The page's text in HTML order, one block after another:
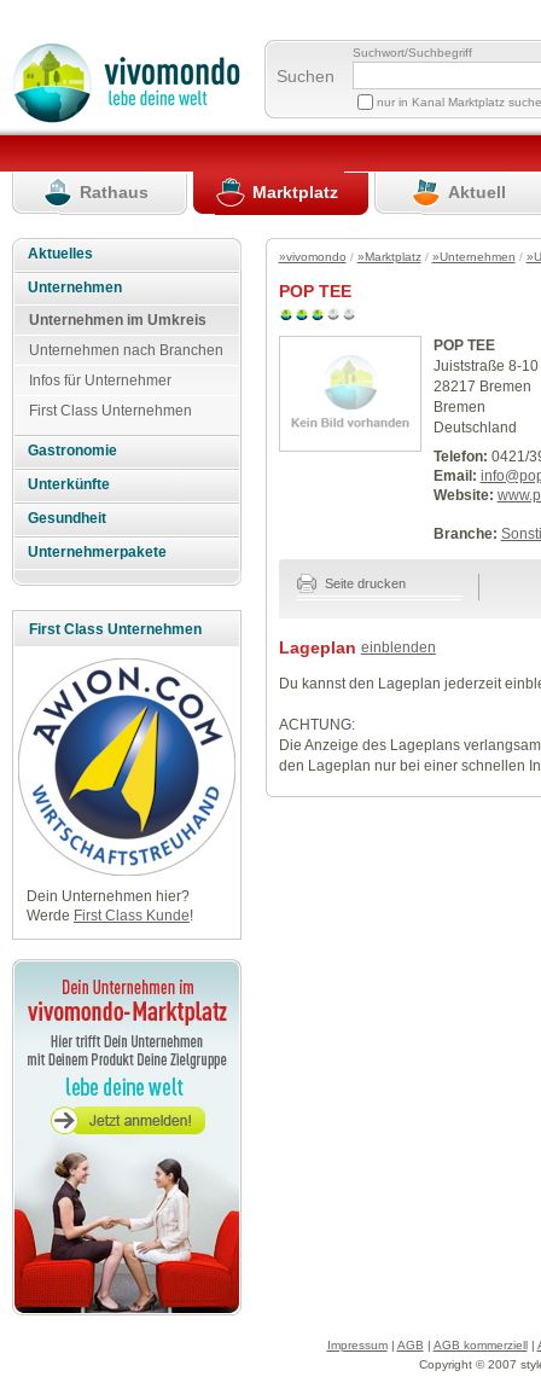
Suchen
Suchwort/Suchbegriff
nur in Kanal Marktplatz
Rathaus Marktplatz Aktuell
Aktuelles
Unternehmen
Unternehmen im Umkreis
Unternehmen nach Branchen
Infos für Unternehmer
First Class Unternehmen
Gastronomie
Unterkünfte
Gesundheit
Unternehmerpakete
First Class Unternehmen
Dein Unternehmen hier?
Werde First Class Kunde!
»vivomondo / »Marktplatz/ »Unternehmen /
POP TEE
POP TEE
Juiststraße 8-10
28217 Bremen
Bremen
Deutschland
Telefon: 0421/
Email:
Website:
Branche:
Seite drucken
Lageplan einblenden
Du kannst den Lageplan jederzeit
ACHTUNG:
Die Anzeige des Lageplans
den Lageplan nur bei einer schnellen
Impressum| AGB | AGB kommerziell|
Copyright © 2007